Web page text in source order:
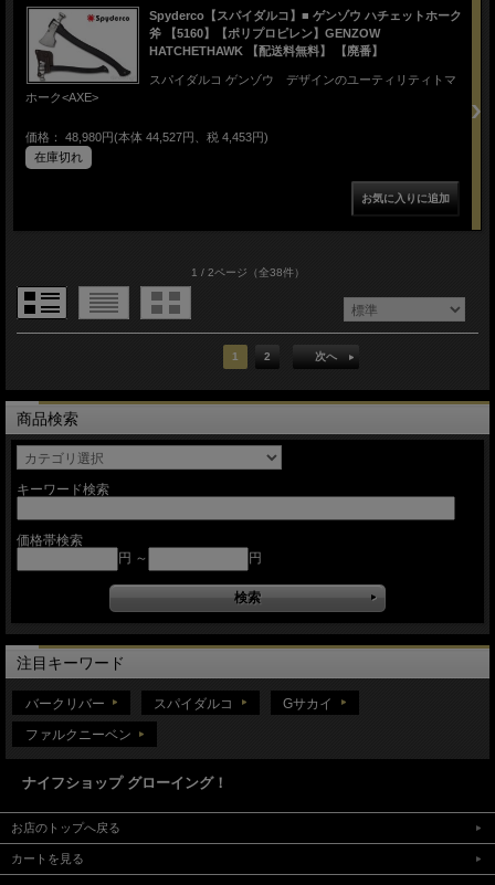
Spyderco【スパイダルコ】■ ゲンゾウ ハチェットホーク
斧 【5160】【ポリプロピレン】GENZOW
HATCHETHAWK 【配送料無料】 【廃番】
スパイダルコ ゲンゾウ デザインのユーティリティトマ
ホーク<AXE>
価格： 48,980円(本体 44,527円、税 4,453円)
在庫切れ
1 / 2ページ （全38件）
1 2 次へ
商品検索
キーワード検索
価格帯検索
円 ～
円
注目キーワード
バークリバー スパイダルコ Gサカイ
ファルクニーベン
ナイフショップ グローイング！
お店のトップへ戻る
カートを見る